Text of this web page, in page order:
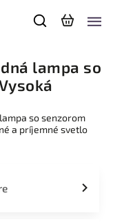
lampa so
so senzorom
a príjemné svetlo